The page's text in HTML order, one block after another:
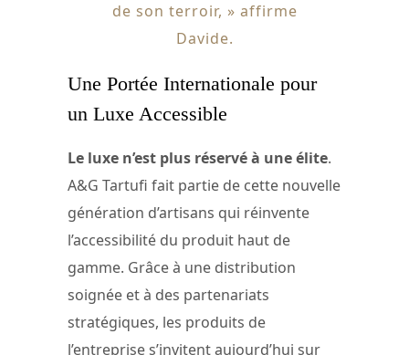
de son terroir, » affirme
Davide.
Une Portée Internationale pour
un Luxe Accessible
Le luxe n’est plus réservé à une élite.
A&G Tartufi fait partie de cette nouvelle
génération d’artisans qui réinvente
l’accessibilité du produit haut de
gamme. Grâce à une distribution
soignée et à des partenariats
stratégiques, les produits de
l’entreprise s’invitent aujourd’hui sur